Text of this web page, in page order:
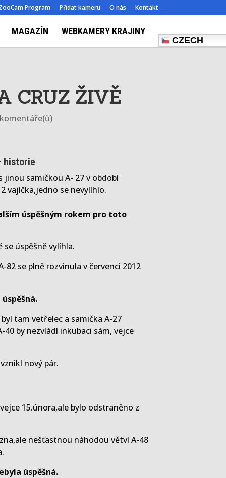
Program Přidat kameru O nás Kontakt
MAGAZÍN WEBKAMERY KRAJINY
CZECH
CRUZ ŽIVĚ
historie
jinou samičkou A- 27 v období
vajíčka,jedno se nevylíhlo.
úspěšným rokem pro toto
se úspěšně vylíhla.
82 se plně rozvinula v červenci 2012
tam vetřelec a samička A-27
by nezvládl inkubaci sám, vejce
nový pár.
15.února,ale bylo odstraněno z
nešťastnou náhodou větví A-48
úspěšná.